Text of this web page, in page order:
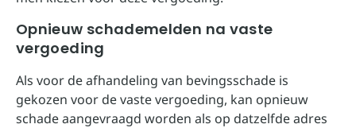
Opnieuw schademelden na vaste
vergoeding
Als voor de afhandeling van bevingsschade is
gekozen voor de vaste vergoeding, kan opnieuw
schade aangevraagd worden als op datzelfde adres